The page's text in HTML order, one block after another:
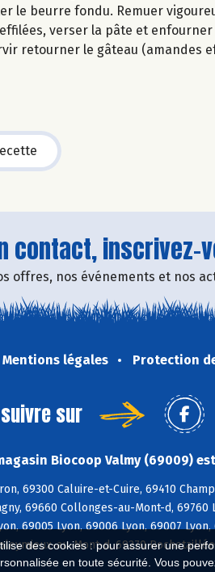
des cookies : pour assurer une
en toute sécurité. Vous
le beurre fondu. Remuer
verser la pâte et enfourner
retourner le gâteau (amandes
contact, inscrivez-
offres, nos événements et nos
Mentions légales Protection
sur
Biocoop Valmy (69009)
69300 Caluire-et-Cuire, 69410
69660 Collonges-au-Mont-d, 69760
69005 Lyon, 69006 Lyon, 69007
au-Mont-d, 69270